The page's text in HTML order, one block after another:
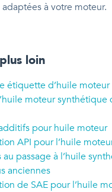
à votre moteur.
loin
étiquette d’huile moteur
moteur synthétique
pour huile moteur
API pour l’huile
au passage à l’huile
anciennes
de SAE pour l’huile